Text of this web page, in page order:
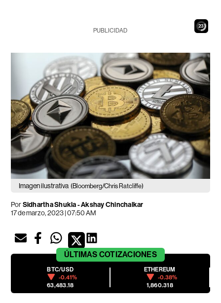
21
PUBLICIDAD
Imagen ilustrativa (Bloomberg/Chris Ratcliffe)
PorSidhartha Shukla - Akshay Chinchalkar
17 de marzo, 2023 | 07:50 AM
ÚLTIMAS COTIZACIONES
BTC/USD
-0.41%
63,483.18
ETHEREUM
-0.38%
1,860.318